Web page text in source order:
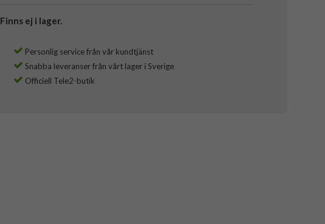
Finns ej i lager.
Personlig service från vår kundtjänst
Snabba leveranser från vårt lager i Sverige
Officiell Tele2-butik